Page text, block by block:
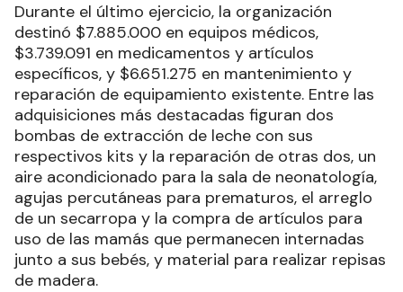
Durante el último ejercicio, la organización
destinó $7.885.000 en equipos médicos,
$3.739.091 en medicamentos y artículos
específicos, y $6.651.275 en mantenimiento y
reparación de equipamiento existente. Entre las
adquisiciones más destacadas figuran dos
bombas de extracción de leche con sus
respectivos kits y la reparación de otras dos, un
aire acondicionado para la sala de neonatología,
agujas percutáneas para prematuros, el arreglo
de un secarropa y la compra de artículos para
uso de las mamás que permanecen internadas
junto a sus bebés, y material para realizar repisas
de madera.